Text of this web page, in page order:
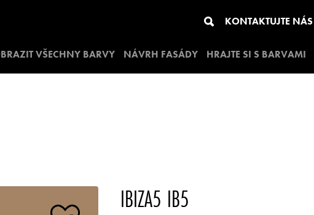
KONTAKTUJTE NÁS
VŠECHNY BARVY NÁVRH FASÁDY HRAJTE SI S BARVAMI
IBIZA5 IB5